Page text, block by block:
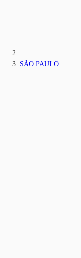
SÃO PAULO